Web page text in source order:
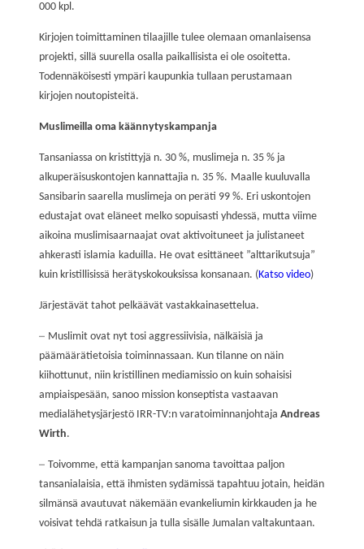
000 kpl.
Kirjojen toimittaminen tilaajille tulee olemaan omanlaisensa
projekti, sillä suurella osalla paikallisista ei ole osoitetta.
Todennäköisesti ympäri kaupunkia tullaan perustamaan
kirjojen noutopisteitä.
Muslimeilla oma käännytyskampanja
Tansaniassa on kristittyjä n. 30 %, muslimeja n. 35 % ja
alkuperäisuskontojen kannattajia n. 35 %. Maalle kuuluvalla
Sansibarin saarella muslimeja on peräti 99 %. Eri uskontojen
edustajat ovat eläneet melko sopuisasti yhdessä, mutta viime
aikoina muslimisaarnaajat ovat aktivoituneet ja julistaneet
ahkerasti islamia kaduilla. He ovat esittäneet ”alttarikutsuja”
kuin kristillisissä herätyskokouksissa konsanaan. (Katso video)
Järjestävät tahot pelkäävät vastakkainasettelua.
– Muslimit ovat nyt tosi aggressiivisia, nälkäisiä ja
päämäärätietoisia toiminnassaan. Kun tilanne on näin
kiihottunut, niin kristillinen mediamissio on kuin sohaisisi
ampiaispesään, sanoo mission konseptista vastaavan
medialähetysjärjestö IRR-TV:n varatoiminnanjohtaja Andreas
Wirth.
– Toivomme, että kampanjan sanoma tavoittaa paljon
tansanialaisia, että ihmisten sydämissä tapahtuu jotain, heidän
silmänsä avautuvat näkemään evankeliumin kirkkauden ja he
voisivat tehdä ratkaisun ja tulla sisälle Jumalan valtakuntaan.